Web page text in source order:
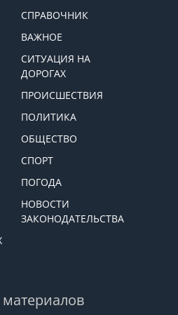
СПРАВОЧНИК
ВАЖНОЕ
СИТУАЦИЯ НА
ДОРОГАХ
ПРОИСШЕСТВИЯ
ПОЛИТИКА
ОБЩЕСТВО
СПОРТ
ПОГОДА
НОВОСТИ
ЗАКОНОДАТЕЛЬСТВА